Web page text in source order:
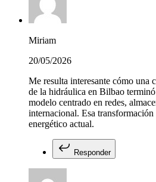
Miriam
20/05/2026
Me resulta interesante cómo una
de la hidráulica en Bilbao
modelo centrado en redes,
internacional. Esa
energético actual.
Responder